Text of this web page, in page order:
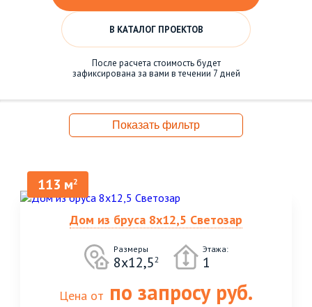
В КАТАЛОГ ПРОЕКТОВ
После расчета стоимость будет
зафиксирована за вами в течении 7 дней
Показать фильтр
113 м2
Дом из бруса 8х12,5 Светозар
Размеры
8х12,52
Этажа:
1
Цена от по запросу руб.